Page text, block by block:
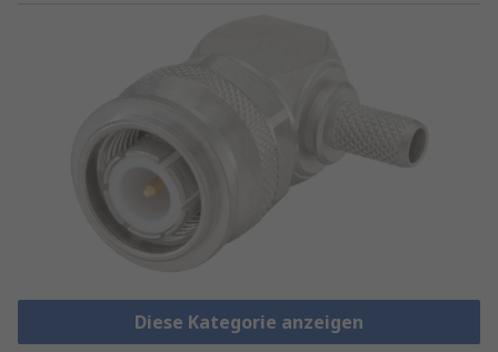
Diese Kategorie anzeigen